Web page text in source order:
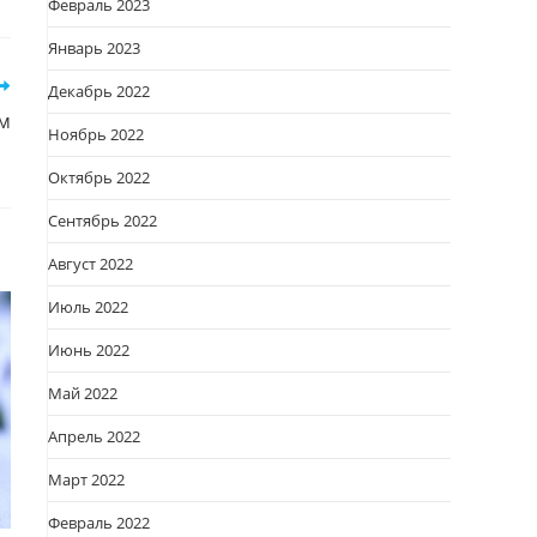
Февраль 2023
Январь 2023
Декабрь 2022
Ноябрь 2022
Октябрь 2022
Сентябрь 2022
Август 2022
Июль 2022
Июнь 2022
Май 2022
Апрель 2022
Март 2022
Февраль 2022